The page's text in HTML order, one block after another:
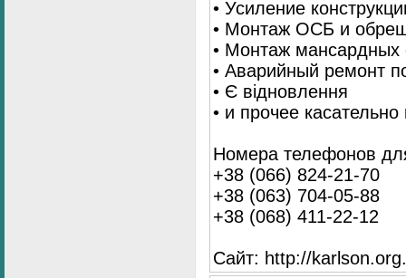
• Усиление
• Монтаж ОСБ и
• Монтаж мансардных
• Аварийный ремонт
• Є відновлення
• и прочее
Номера телефонов
+38 (066) 824-21-70
+38 (063) 704-05-88
+38 (068) 411-22-12
Сайт: http://